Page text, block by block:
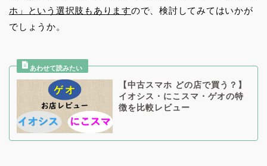
ホ」という選択肢もありますので、検討してみてはいかが
でしょうか。
【中古スマホ どの店で買う？】
イオシス・にこスマ・ゲオの特
徴を比較レビュー